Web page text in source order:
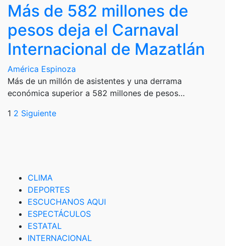
Más de 582 millones de
pesos deja el Carnaval
Internacional de Mazatlán
América Espinoza
Más de un millón de asistentes y una derrama
económica superior a 582 millones de pesos…
Paginación
1 2 Siguiente
CLIMA
DEPORTES
ESCUCHANOS AQUI
ESPECTÁCULOS
ESTATAL
INTERNACIONAL